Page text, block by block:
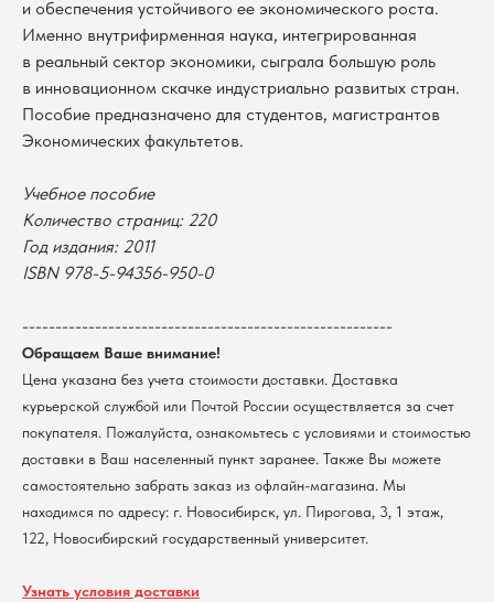
и обеспечения устойчивого ее экономического роста.
Именно внутрифирменная наука, интегрированная
в реальный сектор экономики, сыграла большую роль
в инновационном скачке индустриально развитых стран.
Пособие предназначено для студентов, магистрантов
Экономических факультетов.
Учебное пособие
Количество страниц: 220
Год издания: 2011
ISBN 978-5-94356-950-0
--------------------------------------------------------
Обращаем Ваше внимание!
Цена указана без учета стоимости доставки. Доставка
курьерской службой или Почтой России осуществляется за счет
покупателя. Пожалуйста, ознакомьтесь с условиями и стоимостью
доставки в Ваш населенный пункт заранее. Также Вы можете
самостоятельно забрать заказ из офлайн-магазина. Мы
находимся по адресу: г. Новосибирск, ул. Пирогова, 3, 1 этаж,
122, Новосибирский государственный университет.
Узнать условия доставки
В каталог
@2026 Новосибирский государственный университет.
пользователей сайта
Новосибирский государственный
ИНН 5408106490
КПП 540801001